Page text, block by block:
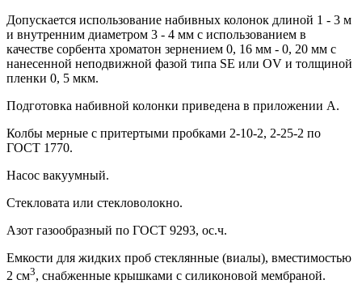
Допускается использование набивных колонок длиной 1 - 3 м
и внутренним диаметром 3 - 4 мм с использованием в
качестве сорбента хроматон зернением 0, 16 мм - 0, 20 мм с
нанесенной неподвижной фазой типа SE или OV и толщиной
пленки 0, 5 мкм.
Подготовка набивной колонки приведена в приложении А.
Колбы мерные с притертыми пробками 2-10-2, 2-25-2 по
ГОСТ 1770.
Насос вакуумный.
Стекловата или стекловолокно.
Азот газообразный по ГОСТ 9293, ос.ч.
Емкости для жидких проб стеклянные (виалы), вместимостью
2 см3, снабженные крышками с силиконовой мембраной.